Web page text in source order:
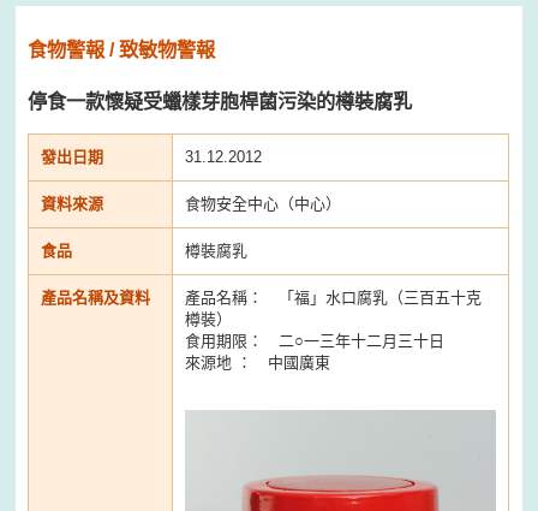
食物警報 / 致敏物警報
停食一款懷疑受蠟樣芽胞桿菌污染的樽裝腐乳
發出日期 31.12.2012
資料來源 食物安全中心（中心）
食品 樽裝腐乳
產品名稱及資料
產品名稱： 「福」水口腐乳（三百五十克
樽裝）
食用期限： 二○一三年十二月三十日
來源地 ： 中國廣東